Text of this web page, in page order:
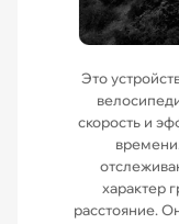
Это
скорость и
характер
расстояние.